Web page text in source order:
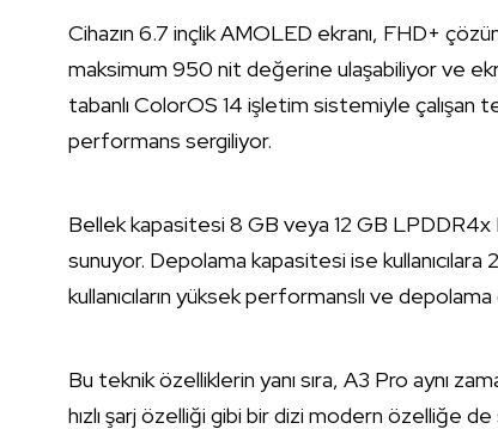
Cihazın 6.7 inçlik AMOLED ekranı, FHD+
maksimum 950 nit değerine ulaşabiliyor ve
tabanlı ColorOS 14 işletim sistemiyle
performans sergiliyor.
Bellek kapasitesi 8 GB veya 12 GB LPDDR4x
sunuyor. Depolama kapasitesi ise
kullanıcıların yüksek performanslı ve
Bu teknik özelliklerin yanı sıra, A3 Pro aynı
hızlı şarj özelliği gibi bir dizi modern özelliğe